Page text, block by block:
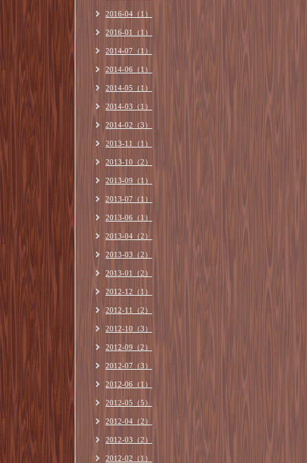
2016-04（1）
2016-01（1）
2014-07（1）
2014-06（1）
2014-05（1）
2014-03（1）
2014-02（3）
2013-11（1）
2013-10（2）
2013-09（1）
2013-07（1）
2013-06（1）
2013-04（2）
2013-03（2）
2013-01（2）
2012-12（1）
2012-11（2）
2012-10（3）
2012-09（2）
2012-07（3）
2012-06（1）
2012-05（5）
2012-04（2）
2012-03（2）
2012-02（1）